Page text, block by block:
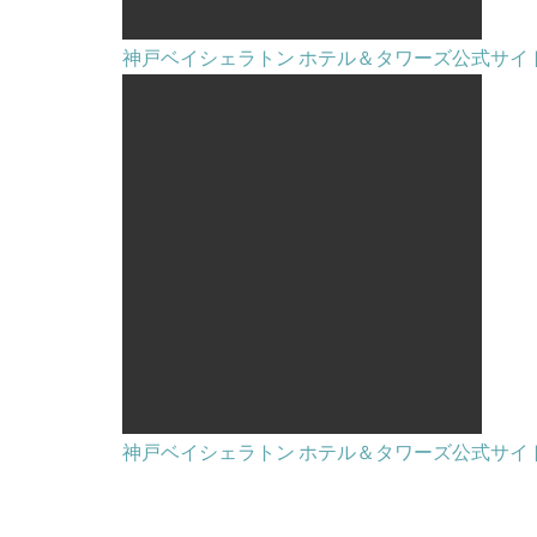
神戸ベイシェラトン ホテル＆タワーズ公式サイ
神戸ベイシェラトン ホテル＆タワーズ公式サイ